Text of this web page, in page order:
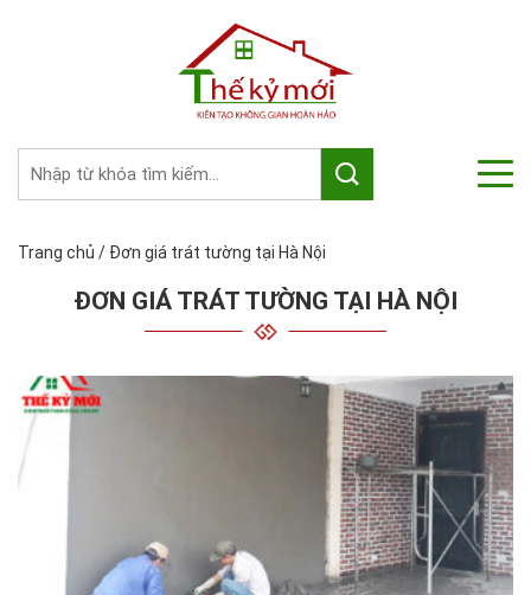
Trang chủ / Đơn giá trát tường tại Hà Nội
ĐƠN GIÁ TRÁT TƯỜNG TẠI HÀ NỘI